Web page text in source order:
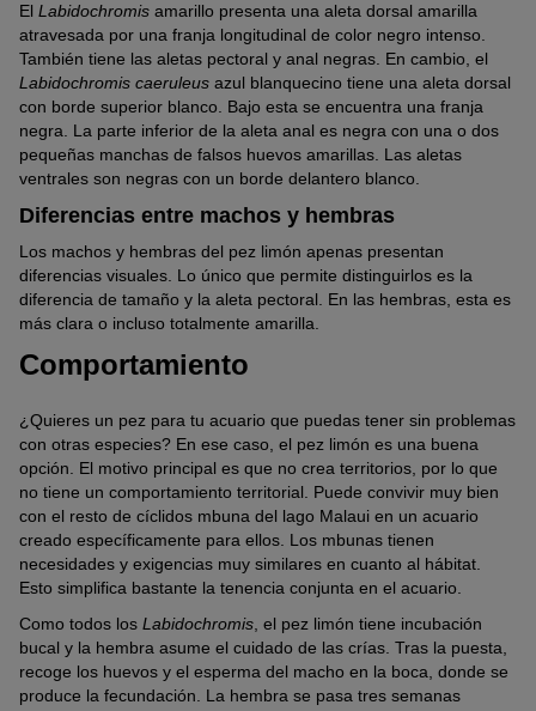
El Labidochromis amarillo presenta una aleta dorsal amarilla
atravesada por una franja longitudinal de color negro intenso.
También tiene las aletas pectoral y anal negras. En cambio, el
Labidochromis caeruleus azul blanquecino tiene una aleta dorsal
con borde superior blanco. Bajo esta se encuentra una franja
negra. La parte inferior de la aleta anal es negra con una o dos
pequeñas manchas de falsos huevos amarillas. Las aletas
ventrales son negras con un borde delantero blanco.
Diferencias entre machos y hembras
Los machos y hembras del pez limón apenas presentan
diferencias visuales. Lo único que permite distinguirlos es la
diferencia de tamaño y la aleta pectoral. En las hembras, esta es
más clara o incluso totalmente amarilla.
Comportamiento
¿Quieres un pez para tu acuario que puedas tener sin problemas
con otras especies? En ese caso, el pez limón es una buena
opción. El motivo principal es que no crea territorios, por lo que
no tiene un comportamiento territorial. Puede convivir muy bien
con el resto de cíclidos mbuna del lago Malaui en un acuario
creado específicamente para ellos. Los mbunas tienen
necesidades y exigencias muy similares en cuanto al hábitat.
Esto simplifica bastante la tenencia conjunta en el acuario.
Como todos los Labidochromis , el pez limón tiene incubación
bucal y la hembra asume el cuidado de las crías. Tras la puesta,
recoge los huevos y el esperma del macho en la boca, donde se
produce la fecundación. La hembra se pasa tres semanas